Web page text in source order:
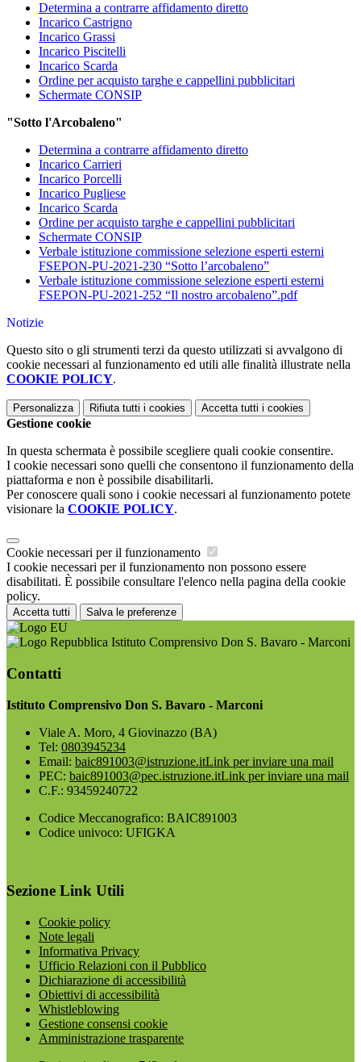
Determina a contrarre affidamento diretto
Incarico Castrigno
Incarico Grassi
Incarico Piscitelli
Incarico Scarda
Ordine per acquisto targhe e cappellini pubblicitari
Schermate CONSIP
"Sotto l'Arcobaleno"
Determina a contrarre affidamento diretto
Incarico Carrieri
Incarico Porcelli
Incarico Pugliese
Incarico Scarda
Ordine per acquisto targhe e cappellini pubblicitari
Schermate CONSIP
Verbale istituzione commissione selezione esperti esterni
FSEPON-PU-2021-230 “Sotto l’arcobaleno”
Verbale istituzione commissione selezione esperti esterni
FSEPON-PU-2021-252 “Il nostro arcobaleno”.pdf
Notizie
Questo sito o gli strumenti terzi da questo utilizzati si avvalgono di
cookie necessari al funzionamento ed utili alle finalità illustrate nella
COOKIE POLICY.
Personalizza Rifiuta tutti i cookies Accetta tutti i cookies
Gestione cookie
In questa schermata è possibile scegliere quali cookie consentire.
I cookie necessari sono quelli che consentono il funzionamento della
piattaforma e non è possibile disabilitarli.
Per conoscere quali sono i cookie necessari al funzionamento potete
visionare la COOKIE POLICY.
Cookie necessari per il funzionamento
I cookie necessari per il funzionamento non possono essere
disabilitati. È possibile consultare l'elenco nella pagina della cookie
policy.
Accetta tutti Salva le preferenze
Istituto Comprensivo Don S. Bavaro - Marconi
Contatti
Istituto Comprensivo Don S. Bavaro - Marconi
Viale A. Moro, 4 Giovinazzo (BA)
Tel: 0803945234
Email: baic891003@istruzione.itLink per inviare una mail
PEC: baic891003@pec.istruzione.itLink per inviare una mail
C.F.: 93459240722
Codice Meccanografico: BAIC891003
Codice univoco: UFIGKA
Sezione Link Utili
Cookie policy
Note legali
Informativa Privacy
Ufficio Relazioni con il Pubblico
Dichiarazione di accessibilità
Obiettivi di accessibilità
Whistleblowing
Gestione consensi cookie
Amministrazione trasparente